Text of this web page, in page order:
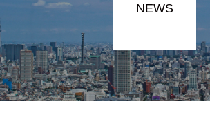
NEWS
SERVICE
REPORT
ABOUT